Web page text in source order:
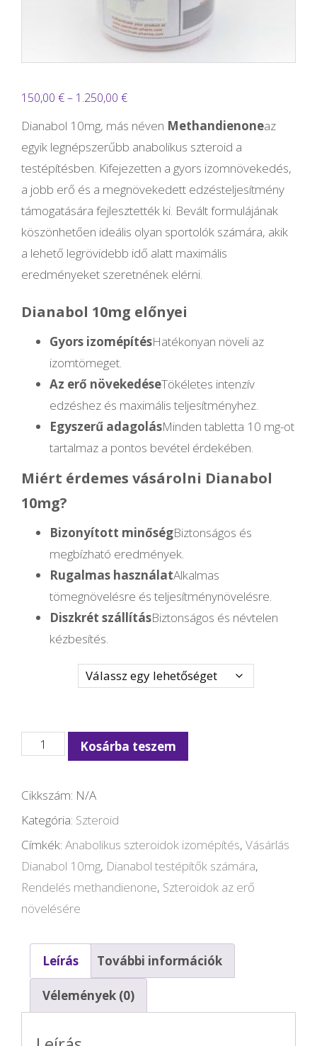
150,00 €– 1.250,00 €Ártartomány:
150,00 €
Dianabol 10mg, más néven Methandienoneaz
egyik legnépszerűbb anabolikus szteroid a
testépítésben. Kifejezetten a gyors izomnövekedés,
a jobb erő és a megnövekedett edzésteljesítmény
támogatására fejlesztették ki. Bevált formulájának
köszönhetően ideális olyan sportolók számára, akik
a lehető legrövidebb idő alatt maximális
eredményeket szeretnének elérni.
Dianabol 10mg előnyei
Gyors izomépítésHatékonyan növeli az
izomtömeget.
Az erő növekedéseTökéletes intenzív
edzéshez és maximális teljesítményhez.
Egyszerű adagolásMinden tabletta 10 mg-ot
tartalmaz a pontos bevétel érdekében.
Miért érdemes vásárolni Dianabol
10mg?
Bizonyított minőségBiztonságos és
megbízható eredmények.
Rugalmas használatAlkalmas
tömegnövelésre és teljesítménynövelésre.
Diszkrét szállításBiztonságos és névtelen
kézbesítés.
Dianabol
Kosárba teszem
Cikkszám: N/A
Kategória: Szteroid
Címkék: Anabolikus szteroidok izomépítés, Vásárlás
Dianabol 10mg, Dianabol testépítők számára,
Rendelés methandienone, Szteroidok az erő
növelésére
Leírás További információk
Vélemények (0)